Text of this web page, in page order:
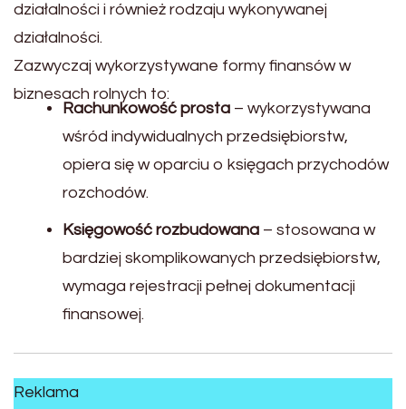
działalności i również rodzaju wykonywanej
działalności.
Zazwyczaj wykorzystywane formy finansów w
biznesach rolnych to:
Rachunkowość prosta – wykorzystywana
wśród indywidualnych przedsiębiorstw,
opiera się w oparciu o księgach przychodów
rozchodów.
Księgowość rozbudowana – stosowana w
bardziej skomplikowanych przedsiębiorstw,
wymaga rejestracji pełnej dokumentacji
finansowej.
Reklama